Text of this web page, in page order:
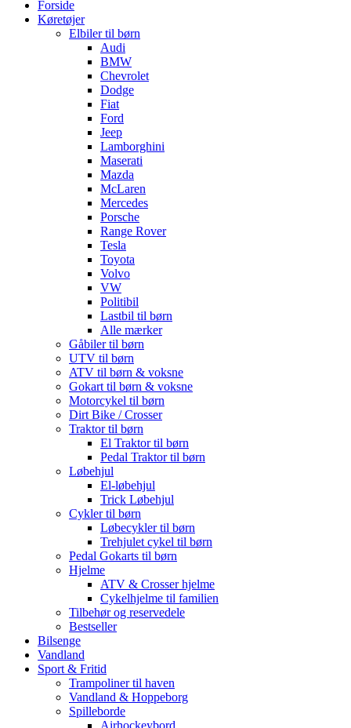
Forside
Køretøjer
Elbiler til børn
Audi
BMW
Chevrolet
Dodge
Fiat
Ford
Jeep
Lamborghini
Maserati
Mazda
McLaren
Mercedes
Porsche
Range Rover
Tesla
Toyota
Volvo
VW
Politibil
Lastbil til børn
Alle mærker
Gåbiler til børn
UTV til børn
ATV til børn & voksne
Gokart til børn & voksne
Motorcykel til børn
Dirt Bike / Crosser
Traktor til børn
El Traktor til børn
Pedal Traktor til børn
Løbehjul
El-løbehjul
Trick Løbehjul
Cykler til børn
Løbecykler til børn
Trehjulet cykel til børn
Pedal Gokarts til børn
Hjelme
ATV & Crosser hjelme
Cykelhjelme til familien
Tilbehør og reservedele
Bestseller
Bilsenge
Vandland
Sport & Fritid
Trampoliner til haven
Vandland & Hoppeborg
Spilleborde
Airhockeybord